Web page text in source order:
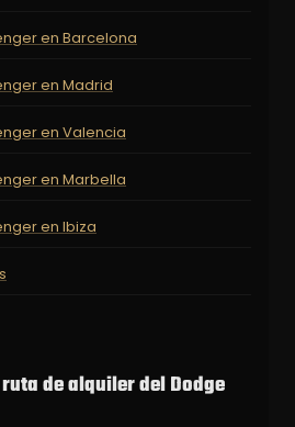
en Barcelona
en Madrid
en Valencia
en Marbella
en Ibiza
de alquiler del Dodge